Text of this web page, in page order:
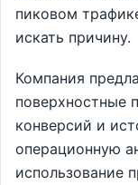
пиковом
искать причину.
Компания
поверхностные
конверсий и
операционную
использование